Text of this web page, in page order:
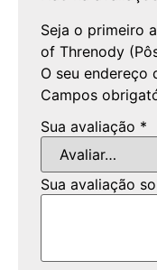
Seja o primeiro
of Threnody
O seu endereço
Campos
Sua avaliação *
Sua avaliação